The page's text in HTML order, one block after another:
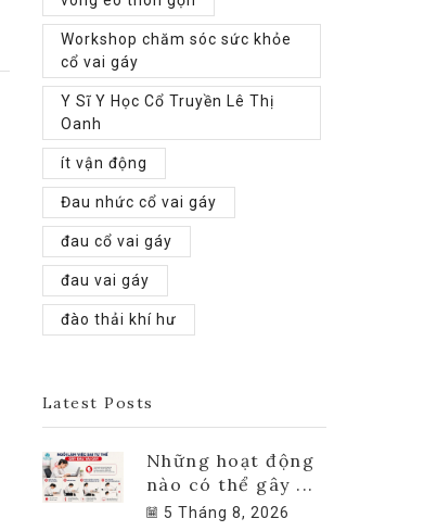
Workshop chăm sóc sức khỏe
cổ vai gáy
Y Sĩ Y Học Cổ Truyền Lê Thị
Oanh
ít vận động
Đau nhức cổ vai gáy
đau cổ vai gáy
đau vai gáy
đào thải khí hư
Latest Posts
Những hoạt động
nào có thể gây ...
5 Tháng 8, 2026